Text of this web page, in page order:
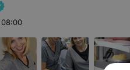
08:00